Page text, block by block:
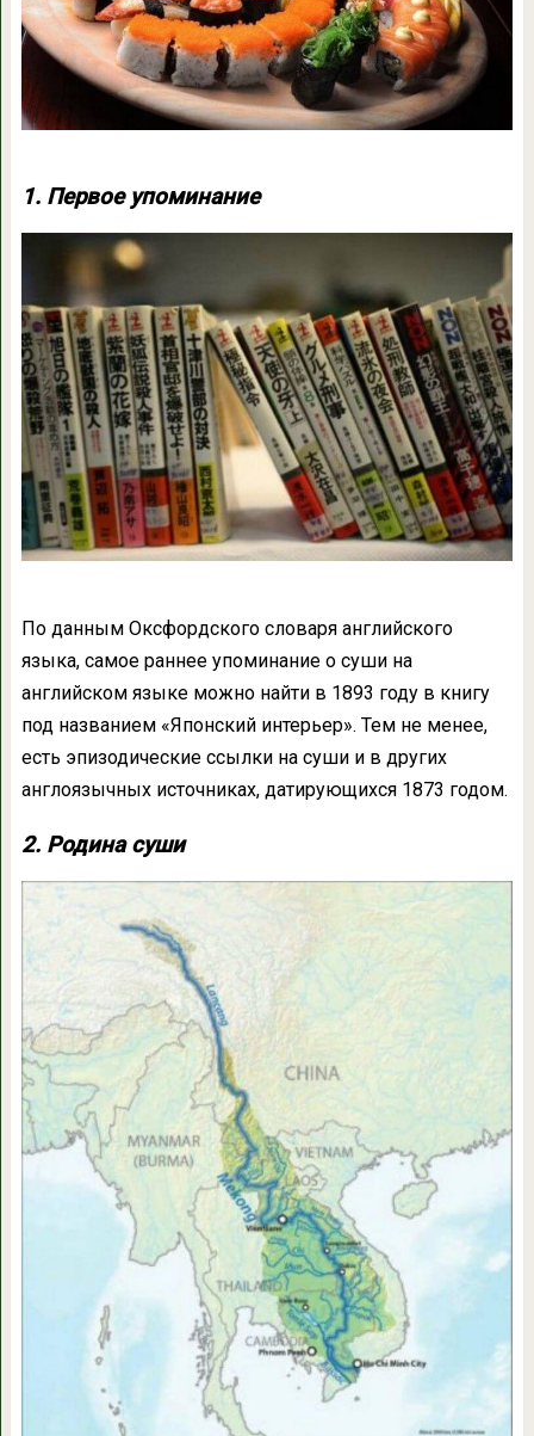
1. Первое упоминание
По данным Оксфордского словаря английского
языка, самое раннее упоминание о суши на
английском языке можно найти в 1893 году в книгу
под названием «Японский интерьер». Тем не менее,
есть эпизодические ссылки на суши и в других
англоязычных источниках, датирующихся 1873 годом.
2. Родина суши